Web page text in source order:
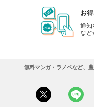
お
通知
など
無料マンガ・ラノベなど、